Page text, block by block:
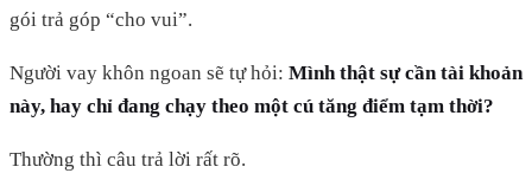
gói trả góp “cho vui”.
Người vay khôn ngoan sẽ tự hỏi: Mình thật sự cần tài khoản
này, hay chỉ đang chạy theo một cú tăng điểm tạm thời?
Thường thì câu trả lời rất rõ.